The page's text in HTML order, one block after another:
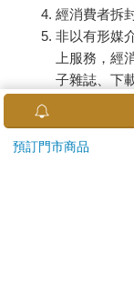
經消費者拆
非以有形媒
上服務，經
子雜誌、下
已拆封之個
若非上列種類
預訂門市商品